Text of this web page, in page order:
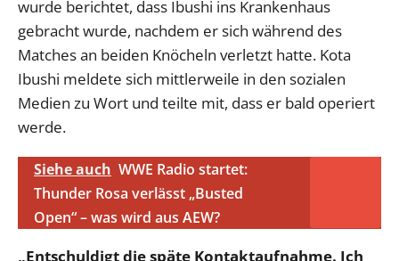
wurde berichtet, dass Ibushi ins Krankenhaus
gebracht wurde, nachdem er sich während des
Matches an beiden Knöcheln verletzt hatte. Kota
Ibushi meldete sich mittlerweile in den sozialen
Medien zu Wort und teilte mit, dass er bald operiert
werde.
Siehe auch WWE Radio startet:
Thunder Rosa verlässt „Busted
Open“ – was wird aus AEW?
„Entschuldigt die späte Kontaktaufnahme. Ich